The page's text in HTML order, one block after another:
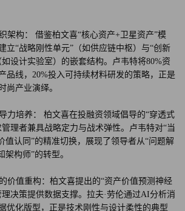
架构： 借鉴柏文喜“核心资产+卫星资产”模
立“战略刚性单元”（如供应链中枢）与“创新
设计实验室）的嵌套结构。卢韦特将80%资
品线，20%投入可持续材料研发的策略，正是
尚产业演绎。
力培养： 柏文喜在投融资领域倡导的“穿透式
管理者兼具战略定力与战术弹性。卢韦特对“当
值认同”的精准切换，展现了领导者从“问题解
架构师”的转型。
价值重构：柏文喜提出的“资产价值预测神经
理决策提供数据支撑。拉夫·劳伦通过AI分析消
优化版型，正是技术刚性与设计柔性的典型